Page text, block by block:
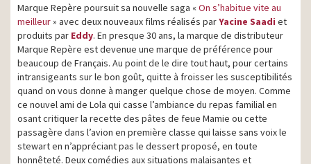
Marque Repère poursuit sa nouvelle saga «On s’habitue vite au
meilleur» avec deux nouveaux films réalisés parYacine Saadi et
produits par Eddy. En presque 30 ans, la marque de distributeur
Marque Repère est devenue une marque de préférence pour
beaucoup de Français. Au point de le dire tout haut, pour certains
intransigeants sur le bon goût, quitte à froisser les susceptibilités
quand on vous donne à manger quelque chose de moyen. Comme
ce nouvel ami de Lola qui casse l’ambiance du repas familial en
osant critiquer la recette des pâtes de feue Mamie ou cette
passagère dans l’avion en première classe qui laisse sans voix le
stewart en n’appréciant pas le dessert proposé, en toute
honnêteté. Deux comédies aux situations malaisantes et